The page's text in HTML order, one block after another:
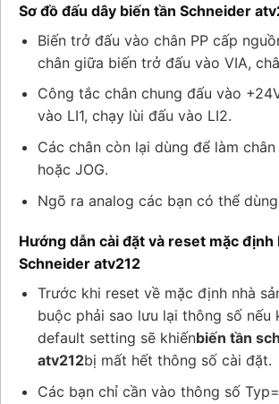
Sơ đồ đấu dây biến tần Schneider
Biến trở đấu vào chân PP cấp
chân giữa biến trở đấu vào VIA,
Công tắc chân chung đấu vào
vào LI1, chạy lùi đấu vào LI2.
Các chân còn lại dùng để làm
hoặc JOG.
Ngõ ra analog các bạn có thể dùng
Hướng dẫn cài đặt và reset mặc định
Schneider atv212
Trước khi reset về mặc định nhà
buộc phải sao lưu lại thông số nếu
default setting sẽ khiếnbiến tần
atv212bị mất hết thông số cài đặt.
Các bạn chỉ cần vào thông số